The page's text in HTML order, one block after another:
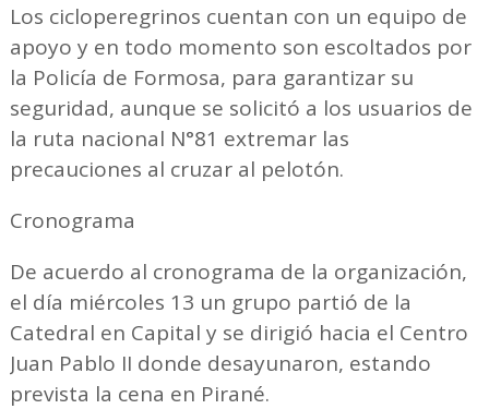
Los cicloperegrinos cuentan con un equipo de
apoyo y en todo momento son escoltados por
la Policía de Formosa, para garantizar su
seguridad, aunque se solicitó a los usuarios de
la ruta nacional N°81 extremar las
precauciones al cruzar al pelotón.
Cronograma
De acuerdo al cronograma de la organización,
el día miércoles 13 un grupo partió de la
Catedral en Capital y se dirigió hacia el Centro
Juan Pablo II donde desayunaron, estando
prevista la cena en Pirané.